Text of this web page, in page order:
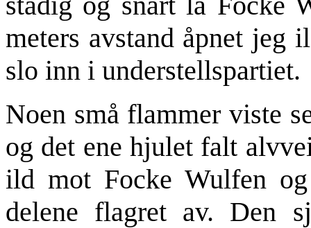
meters avstand åpnet jeg
slo inn i understellspartiet.
Noen små flammer viste
og det ene hjulet falt
ild mot Focke Wulfen
delene flagret av. Den